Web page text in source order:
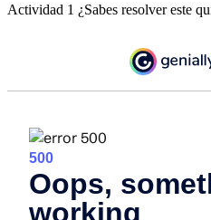
Actividad 1 ¿Sabes resolver este